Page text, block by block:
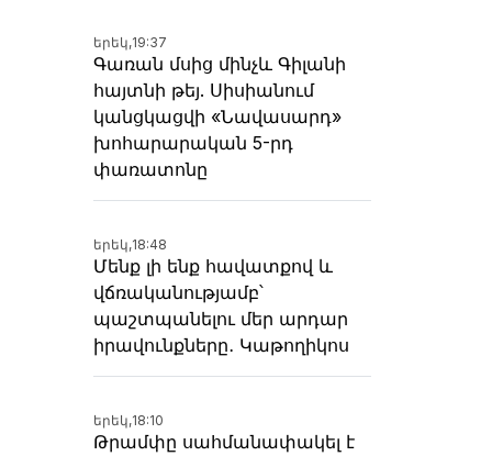
երեկ,19:37
Գառան մսից մինչև Գիլանի
հայտնի թեյ. Սիսիանում
կանցկացվի «Նավասարդ»
խոհարարական 5-րդ
փառատոնը
երեկ,18:48
Մենք լի ենք հավատքով և
վճռականությամբ՝
պաշտպանելու մեր արդար
իրավունքները․ Կաթողիկոս
երեկ,18:10
Թրամփը սահմանափակել է